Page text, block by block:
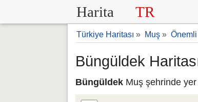
Harita TR
Türkiye Haritası » Muş »
Büngüldek
Büngüldek Muş şehrinde yer